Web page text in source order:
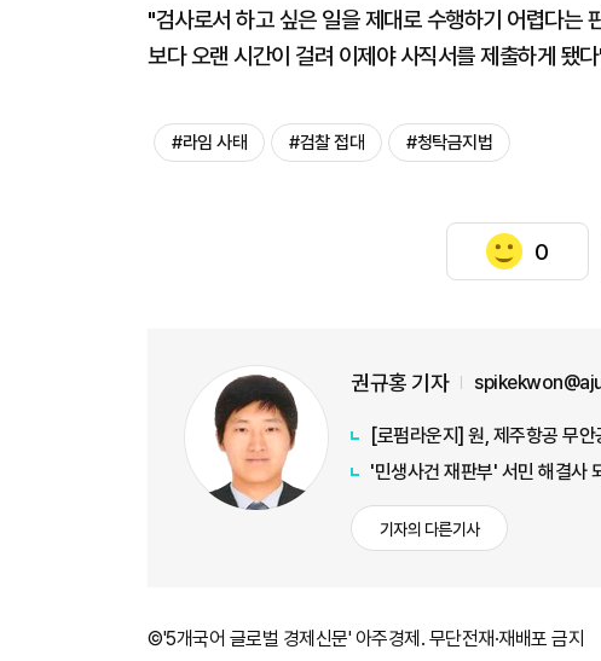
"검사로서 하고 싶은 일을 제대로 수행하기 어렵다는
보다 오랜 시간이 걸려 이제야 사직서를 제출하게 됐
#라임 사태 #검찰 접대 #청탁금지법
0
권규홍 기자
[로펌라운지] 원, 제주항공 무
'민생사건 재판부' 서민 해결사
기자의 다른기사
©'5개국어 글로벌 경제신문' 아주경제. 무단전재·재배포 금지